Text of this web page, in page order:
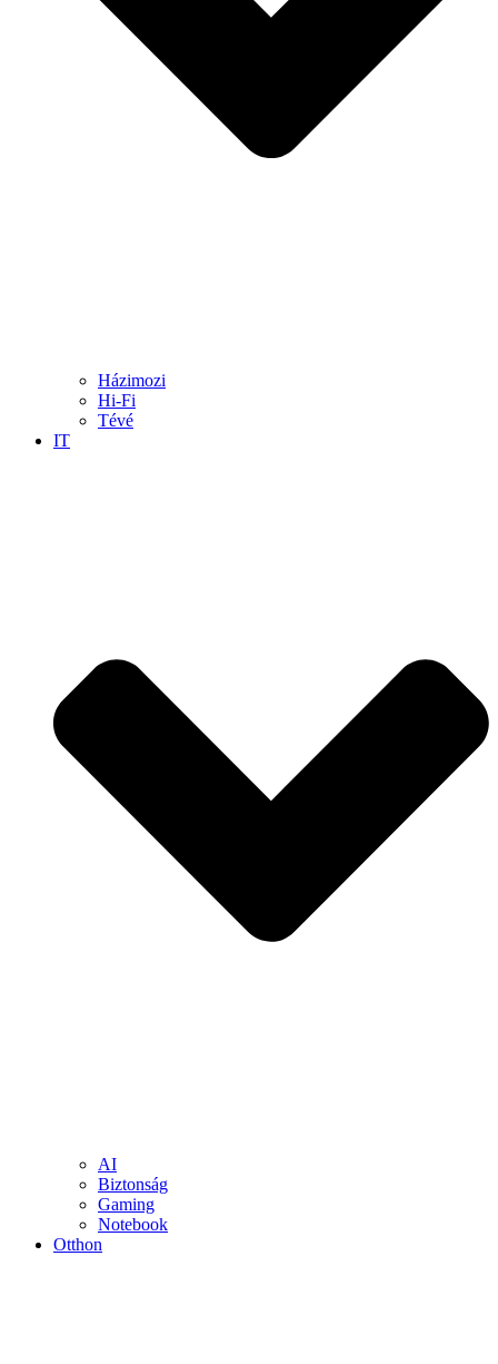
Házimozi
Hi-Fi
Tévé
IT
AI
Biztonság
Gaming
Notebook
Otthon